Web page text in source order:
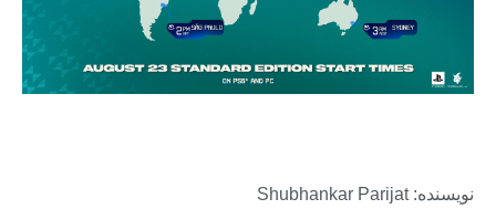
نویسنده: Shubhankar Parijat